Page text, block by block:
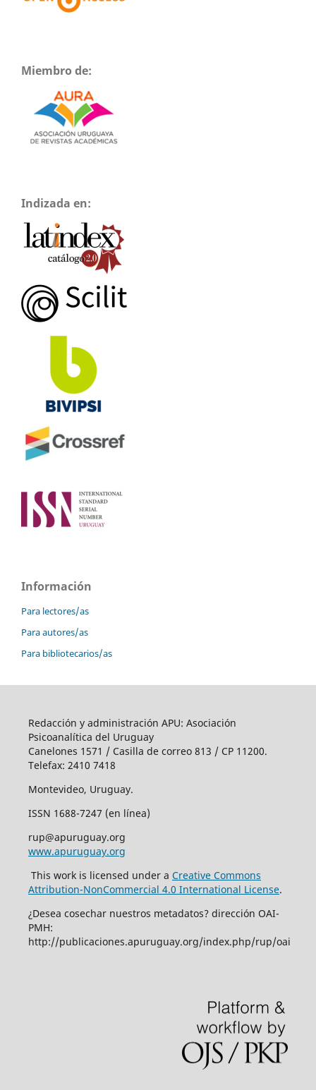
Miembro de:
Indizada en:
Información
Para lectores/as
Para autores/as
Para bibliotecarios/as
Redacción y administración APU: Asociación
Psicoanalítica del Uruguay
Canelones 1571 / Casilla de correo 813 / CP 11200.
Telefax: 2410 7418
Montevideo, Uruguay.
ISSN 1688-7247 (en línea)
rup@apuruguay.org
www.apuruguay.org
This work is licensed under a Creative Commons
Attribution-NonCommercial 4.0 International License.
¿Desea cosechar nuestros metadatos? dirección OAI-
PMH:
http://publicaciones.apuruguay.org/index.php/rup/oai